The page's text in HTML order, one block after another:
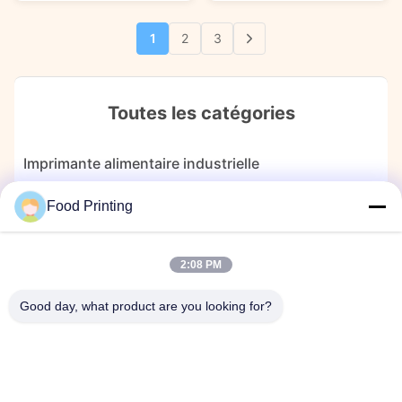
Blue Natural Edible Ink. This
colorant; it is a sophisticated
tool ...
color is perfect for adding a
sunny touch to macarons,
lattes, and pastries. Ideal for
bakeries ...
1 2 3
Toutes les catégories
Imprimante alimentaire industrielle
Imprimante alimentaire à plat
Machine à imprimer du café
Machine d'impression de bonbons
Food Printing
2:08 PM
Good day, what product are you looking for?